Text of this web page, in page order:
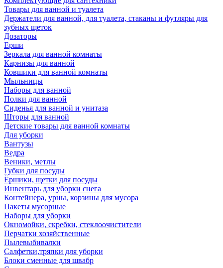
Товары для ванной и туалета
Держатели для ванной, для туалета, стаканы и футляры для
зубных щеток
Дозаторы
Ерши
Зеркала для ванной комнаты
Карнизы для ванной
Ковшики для ванной комнаты
Мыльницы
Наборы для ванной
Полки для ванной
Сиденья для ванной и унитаза
Шторы для ванной
Детские товары для ванной комнаты
Для уборки
Вантузы
Ведра
Веники, метлы
Губки для посуды
Ёршики, щетки для посуды
Инвентарь для уборки снега
Контейнера, урны, корзины для мусора
Пакеты мусорные
Наборы для уборки
Окномойки, скребки, стеклоочистители
Перчатки хозяйственные
Пылевыбивалки
Салфетки,тряпки для уборки
Блоки сменные для швабр